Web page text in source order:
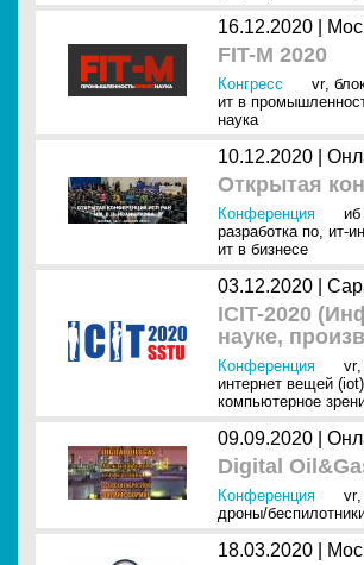
16.12.2020 |
FIT-M 2020
Конгресс vr,
ит в
наука
10.12.2020 |
Открытая
Конференция
иб
разработка по, ит-
ит в бизнесе
03.12.2020 |
ICIT-2020
науке,
Конференция vr,
интернет вещей (iot)
компьютерное
09.09.2020 |
Digital
Конференция vr,
дроны/
18.03.2020 |